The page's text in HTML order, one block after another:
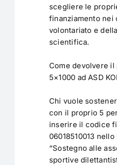
scegliere le
finanziamento nei
volontariato e
scientifica.
Come devolvere il
5×1000 ad ASD
Chi vuole
con il proprio 5
inserire il codice
06018510013
“Sostegno alle
sportive